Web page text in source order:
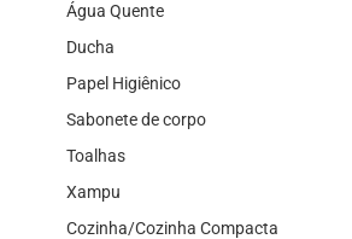
Água Quente
Ducha
Papel Higiênico
Sabonete de corpo
Toalhas
Xampu
Cozinha/Cozinha Compacta